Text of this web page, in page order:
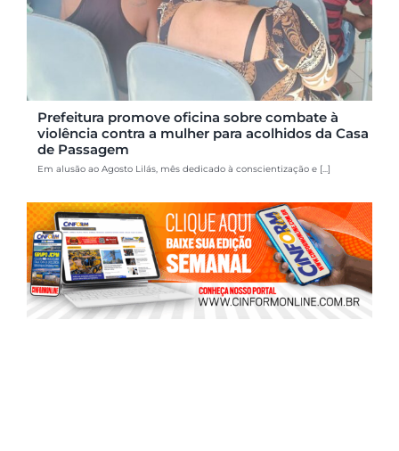
Prefeitura promove oficina sobre combate à
violência contra a mulher para acolhidos da Casa
de Passagem
Em alusão ao Agosto Lilás, mês dedicado à conscientização e [...]